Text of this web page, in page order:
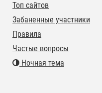
Топ сайтов
Забаненные участники
Правила
Частые вопросы
Ночная тема